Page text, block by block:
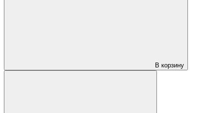
В корзину